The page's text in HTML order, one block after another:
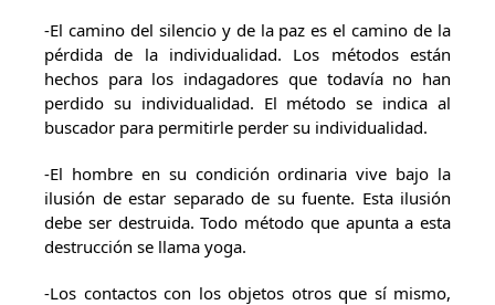
-El camino del silencio y de la paz es el camino de la
pérdida de la individualidad. Los métodos están
hechos para los indagadores que todavía no han
perdido su individualidad. El método se indica al
buscador para permitirle perder su individualidad.
-El hombre en su condición ordinaria vive bajo la
ilusión de estar separado de su fuente. Esta ilusión
debe ser destruida. Todo método que apunta a esta
destrucción se llama yoga.
-Los contactos con los objetos otros que sí mismo,